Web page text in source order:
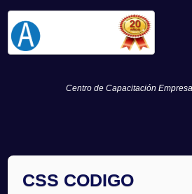
Centro de Capacitación
CSS CODIGO